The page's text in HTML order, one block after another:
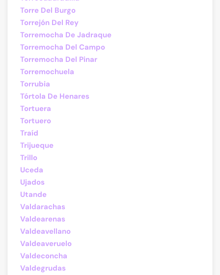
Torre Del Burgo
Torrejón Del Rey
Torremocha De Jadraque
Torremocha Del Campo
Torremocha Del Pinar
Torremochuela
Torrubia
Tórtola De Henares
Tortuera
Tortuero
Traíd
Trijueque
Trillo
Uceda
Ujados
Utande
Valdarachas
Valdearenas
Valdeavellano
Valdeaveruelo
Valdeconcha
Valdegrudas